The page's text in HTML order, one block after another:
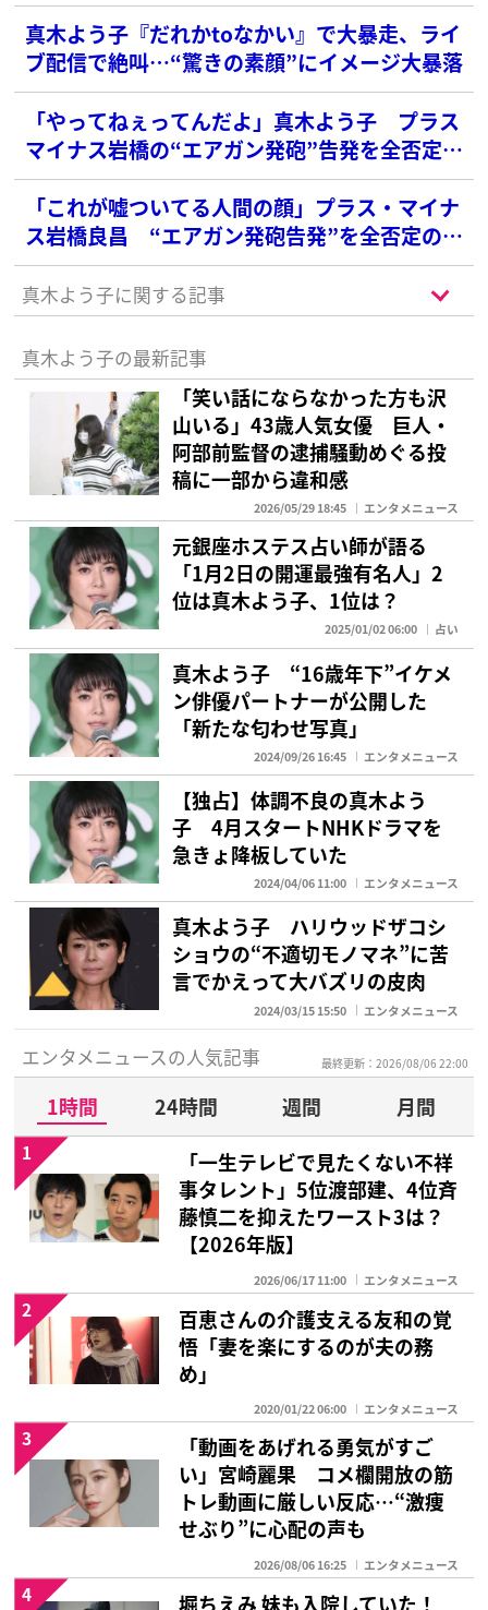
真木よう子『だれかtoなかい』で大暴走、ライ
ブ配信で絶叫…“驚きの素顔”にイメージ大暴落
「やってねぇってんだよ」真木よう子 プラス
マイナス岩橋の“エアガン発砲”告発を全否定！
食い違う主張に広がる余波
「これが嘘ついてる人間の顔」プラス・マイナ
ス岩橋良昌 “エアガン発砲告発”を全否定の真
木よう子に猛反論
真木よう子に関する記事
真木よう子の最新記事
「笑い話にならなかった方も沢
山いる」43歳人気女優 巨人・
阿部前監督の逮捕騒動めぐる投
稿に一部から違和感
2026/05/29 18:45 エンタメニュース
元銀座ホステス占い師が語る
「1月2日の開運最強有名人」2
位は真木よう子、1位は？
2025/01/02 06:00 占い
真木よう子 “16歳年下”イケメ
ン俳優パートナーが公開した
「新たな匂わせ写真」
2024/09/26 16:45 エンタメニュース
【独占】体調不良の真木よう
子 4月スタートNHKドラマを
急きょ降板していた
2024/04/06 11:00 エンタメニュース
真木よう子 ハリウッドザコシ
ショウの“不適切モノマネ”に苦
言でかえって大バズリの皮肉
2024/03/15 15:50 エンタメニュース
エンタメニュースの人気記事 最終更新：2026/08/06 22:00
1時間 24時間 週間
月間
「一生テレビで見たくない不祥
事タレント」5位渡部建、4位斉
藤慎二を抑えたワースト3は？
【2026年版】
2026/06/17 11:00 エンタメニュース
1
百恵さんの介護支える友和の覚
悟「妻を楽にするのが夫の務
め」
2020/01/22 06:00 エンタメニュース
2
「動画をあげれる勇気がすご
い」宮崎麗果 コメ欄開放の筋
トレ動画に厳しい反応…“激痩
せぶり”に心配の声も
2026/08/06 16:25 エンタメニュース
3
堀ちえみ 妹も入院していた！
4